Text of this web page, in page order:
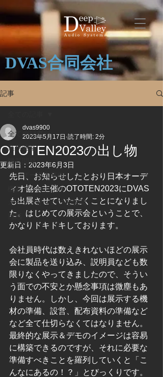
DVAS合同会社
記事
全ての記事
業務連絡
機器開発
ユーザー導入事例
機器メンテナンス
オーディオマニア宅訪問
雑感
OTOTEN2023の出し物
dvas9900
2023年5月17日 読了時間: 2分
更新日： 2023年6月3日
先日、お知らせしたとおり日本オーデ
ィオ協会主催のOTOTEN2023にDVAS
も出展させていただくことになりまし
た。はじめての展示会ということで、
かなりドキドキしております。
会社員時代は数えきれないほどの展示
会に製品を送り込み、説明員なども数
限りなくやってきましたので、そうい
う面での不安とか懸念事項は微塵もあ
りません。しかし、今回は展示する機
材の準備、設営、配布資料の準備など
など全て仕切らなくてはなりません。
最終的な展示＆デモのイメージは容易
に構築できるのですが、それに必要な
準備すべきことを羅列していくと「こ
んなにあるの！？」とびっくりです。